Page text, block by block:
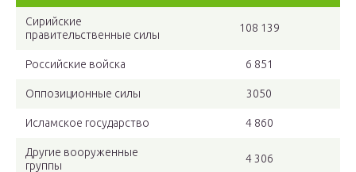
Сирийские
правительственные силы
108 139
Российские войска 6 851
Оппозиционные силы 3050
Исламское государство 4 860
Другие вооруженные
группы
4 306